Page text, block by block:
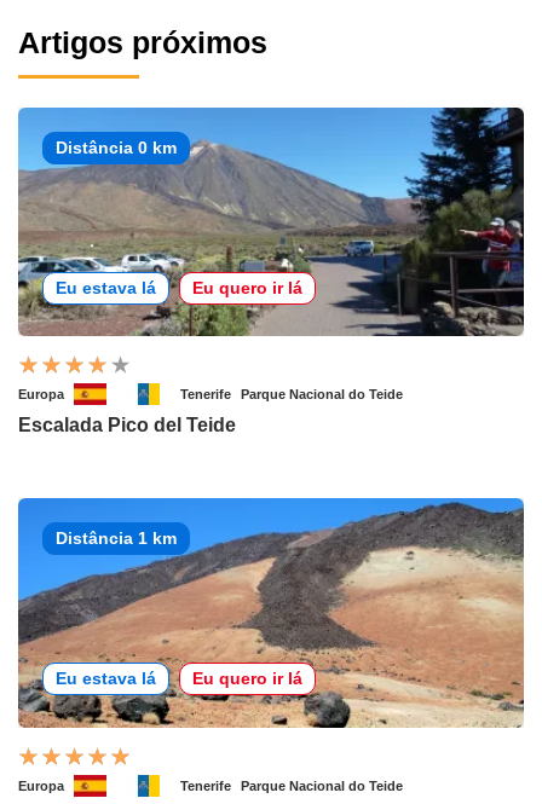
Artigos próximos
Distância 0 km
Eu estava lá Eu quero ir lá
Europa Tenerife Parque Nacional do Teide
Escalada Pico del Teide
Distância 1 km
Eu estava lá Eu quero ir lá
Europa Tenerife Parque Nacional do Teide